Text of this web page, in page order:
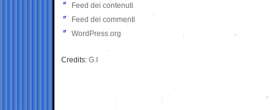
Feed dei contenuti
Feed dei commenti
WordPress.org
Credits: G.I